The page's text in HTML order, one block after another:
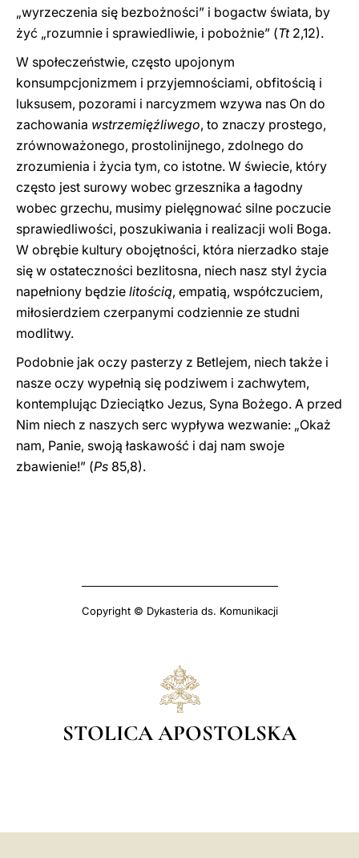
„wyrzeczenia się bezbożności” i bogactw świata, by
żyć „rozumnie i sprawiedliwie, i pobożnie” (Tt2,12).
W społeczeństwie, często upojonym
konsumpcjonizmem i przyjemnościami, obfitością i
luksusem, pozorami i narcyzmem wzywa nas On do
zachowania wstrzemięźliwego, to znaczy prostego,
zrównoważonego, prostolinijnego, zdolnego do
zrozumienia i życia tym, co istotne. W świecie, który
często jest surowy wobec grzesznika a łagodny
wobec grzechu, musimy pielęgnować silne poczucie
sprawiedliwości, poszukiwania i realizacji woli Boga.
W obrębie kultury obojętności, która nierzadko staje
się w ostateczności bezlitosna, niech nasz styl życia
napełniony będzie litością, empatią, współczuciem,
miłosierdziem czerpanymi codziennie ze studni
modlitwy.
Podobnie jak oczy pasterzy z Betlejem, niech także i
nasze oczy wypełnią się podziwem i zachwytem,
kontemplując Dzieciątko Jezus, Syna Bożego. A przed
Nim niech z naszych serc wypływa wezwanie: „Okaż
nam, Panie, swoją łaskawość i daj nam swoje
zbawienie!” (Ps 85,8).
Copyright © Dykasteria ds. Komunikacji
STOLICA APOSTOLSKA